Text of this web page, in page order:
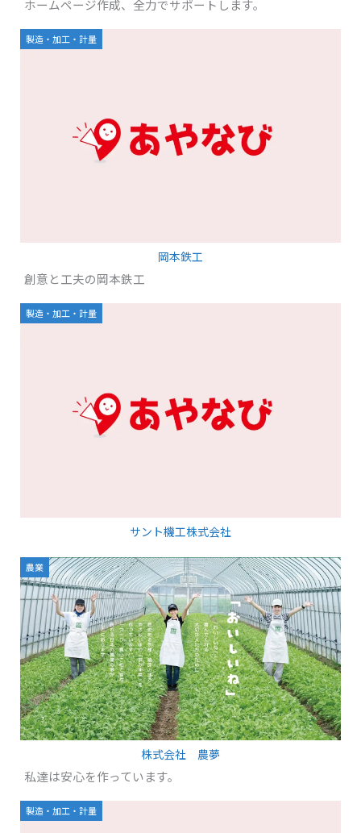
ホームページ作成、全力でサポートします。
製造・加工・計量
岡本鉄工
創意と工夫の岡本鉄工
製造・加工・計量
サント機工株式会社
農業
株式会社 農夢
私達は安心を作っています。
製造・加工・計量